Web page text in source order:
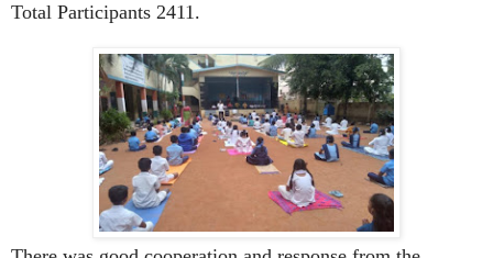
Total Participants 2411.